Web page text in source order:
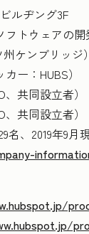
ルヂング3F
トウェアの
ンブリッジ）
：HUBS）
同設立者）
設立者）
、2019年9月現